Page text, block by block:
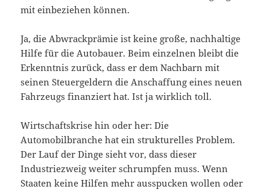
mit einbeziehen können.
Ja, die Abwrackprämie ist keine große, nachhaltige
Hilfe für die Autobauer. Beim einzelnen bleibt die
Erkenntnis zurück, dass er dem Nachbarn mit
seinen Steuergeldern die Anschaffung eines neuen
Fahrzeugs finanziert hat. Ist ja wirklich toll.
Wirtschaftskrise hin oder her: Die
Automobilbranche hat ein strukturelles Problem.
Der Lauf der Dinge sieht vor, dass dieser
Industriezweig weiter schrumpfen muss. Wenn
Staaten keine Hilfen mehr ausspucken wollen oder